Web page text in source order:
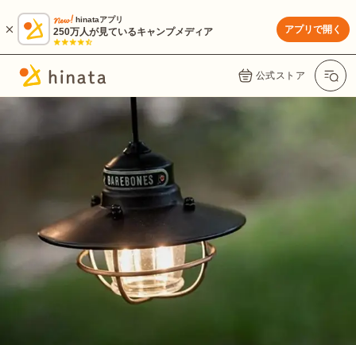
hinataアプリ
250万人が見ているキャンプメディア アプリで開く
公式ストア